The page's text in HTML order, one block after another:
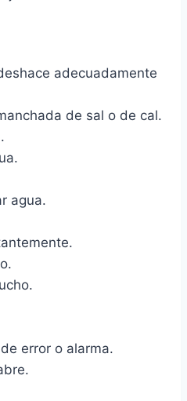
adecuadamente
de sal o de cal.
agua.
error o alarma.